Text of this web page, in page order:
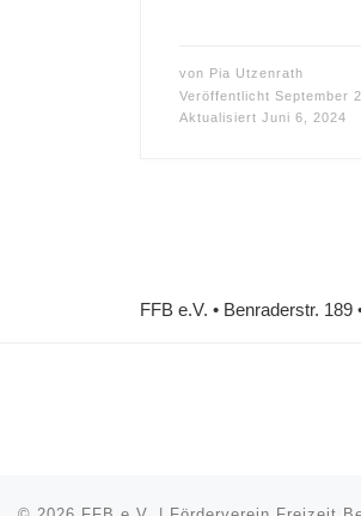
von Pia Utzenrath
Veröffentlicht September
Aktualisiert Juni 6, 2024
FFB e.V. • Benraderstr. 189